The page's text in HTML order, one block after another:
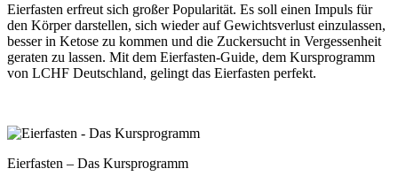
Eierfasten erfreut sich großer Popularität. Es soll einen Impuls für
den Körper darstellen, sich wieder auf Gewichtsverlust einzulassen,
besser in Ketose zu kommen und die Zuckersucht in Vergessenheit
geraten zu lassen. Mit dem Eierfasten-Guide, dem Kursprogramm
von LCHF Deutschland, gelingt das Eierfasten perfekt.
Eierfasten – Das Kursprogramm